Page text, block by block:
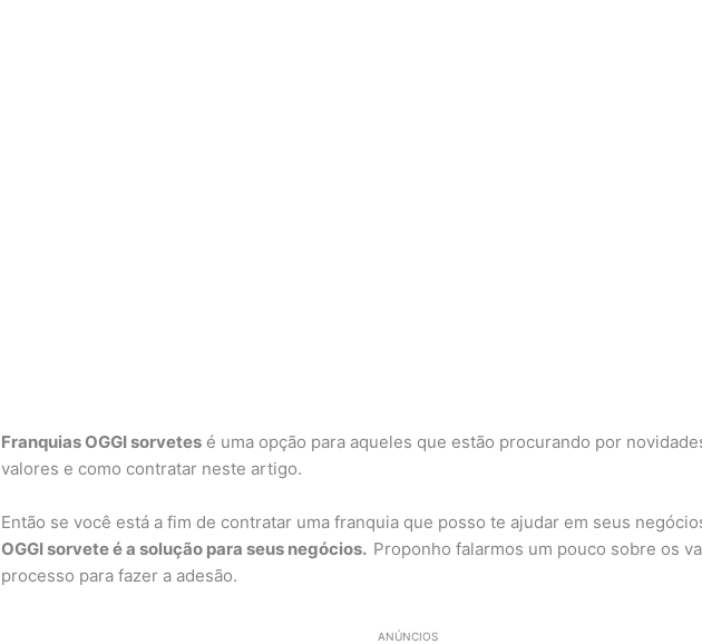
Franquias OGGI sorvetes é uma opção para aqueles que estão procurando por
valores e como contratar neste artigo.
Então se você está a fim de contratar uma franquia que posso te ajudar em seus
OGGI sorvete é a solução para seus negócios. Proponho falarmos um pouco sobre os
processo para fazer a adesão.
ANÚNCIOS